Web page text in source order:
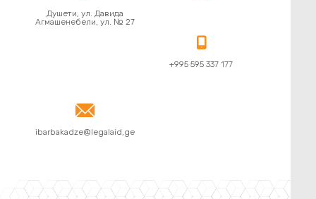
Душети, ул. Давида
Агмашенебели, ул. № 27

+995 595 337 177

ibarbakadze@legalaid,ge